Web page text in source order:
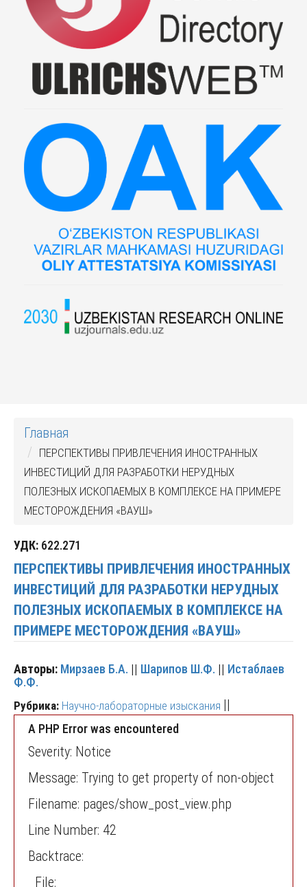
Главная
ПЕРСПЕКТИВЫ ПРИВЛЕЧЕНИЯ ИНОСТРАННЫХ
ИНВЕСТИЦИЙ ДЛЯ РАЗРАБОТКИ НЕРУДНЫХ
ПОЛЕЗНЫХ ИСКОПАЕМЫХ В КОМПЛЕКСЕ НА ПРИМЕРЕ
МЕСТОРОЖДЕНИЯ «ВАУШ»
УДК: 622.271
ПЕРСПЕКТИВЫ ПРИВЛЕЧЕНИЯ ИНОСТРАННЫХ
ИНВЕСТИЦИЙ ДЛЯ РАЗРАБОТКИ НЕРУДНЫХ
ПОЛЕЗНЫХ ИСКОПАЕМЫХ В КОМПЛЕКСЕ НА
ПРИМЕРЕ МЕСТОРОЖДЕНИЯ «ВАУШ»
Авторы: Мирзаев Б.А. || Шарипов Ш.Ф. || Истаблаев
Ф.Ф.
Рубрика: Научно-лабораторные изыскания ||
A PHP Error was encountered
Severity: Notice
Message: Trying to get property of non-object
Filename: pages/show_post_view.php
Line Number: 42
Backtrace:
File: